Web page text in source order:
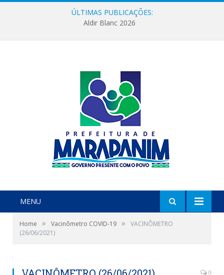
ÚLTIMAS PUBLICAÇÕES:
Aldir Blanc 2026
MENU
Home » Vacinômetro COVID-19 »
VACINÔMETRO
(26/06/2021)
0